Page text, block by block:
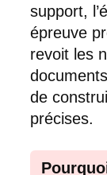
support,
épreuve
revoit les
de
précises.